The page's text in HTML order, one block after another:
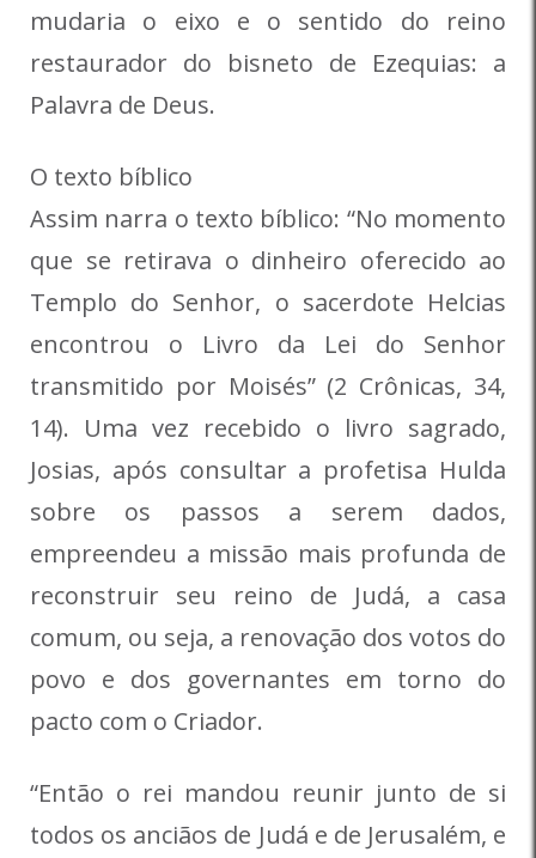
mudaria o eixo e o sentido do reino
restaurador do bisneto de Ezequias: a
Palavra de Deus.
O texto bíblico
Assim narra o texto bíblico: “No momento
que se retirava o dinheiro oferecido ao
Templo do Senhor, o sacerdote Helcias
encontrou o Livro da Lei do Senhor
transmitido por Moisés” (2 Crônicas, 34,
14). Uma vez recebido o livro sagrado,
Josias, após consultar a profetisa Hulda
sobre os passos a serem dados,
empreendeu a missão mais profunda de
reconstruir seu reino de Judá, a casa
comum, ou seja, a renovação dos votos do
povo e dos governantes em torno do
pacto com o Criador.
“Então o rei mandou reunir junto de si
todos os anciãos de Judá e de Jerusalém, e